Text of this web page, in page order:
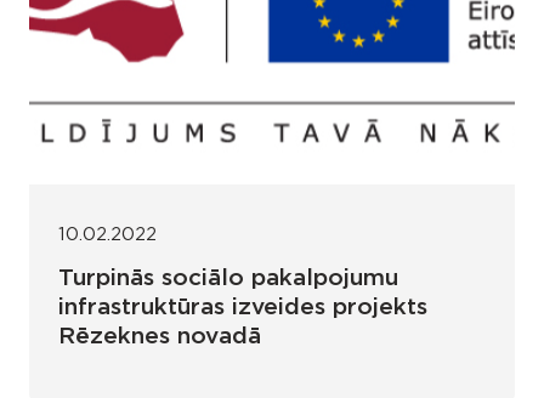
10.02.2022
Turpinās sociālo pakalpojumu
infrastruktūras izveides projekts
Rēzeknes novadā